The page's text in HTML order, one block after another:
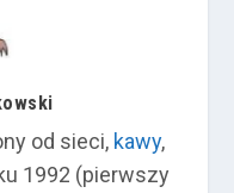
od sieci, kawy,
1992 (pierwszy